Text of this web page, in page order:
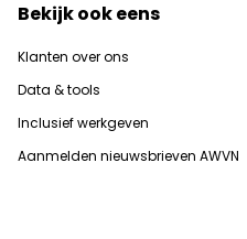
Bekijk ook eens
Klanten over ons
Data & tools
Inclusief werkgeven
Aanmelden nieuwsbrieven AWVN